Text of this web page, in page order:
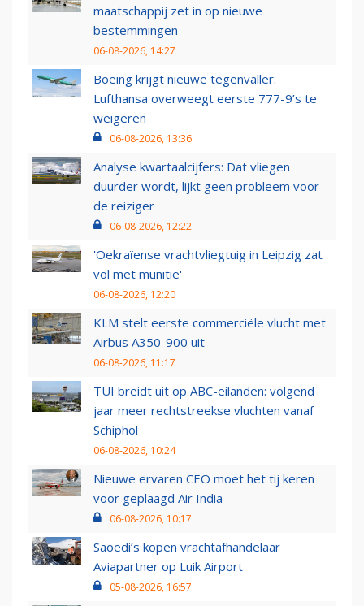
maatschappij zet in op nieuwe
bestemmingen
06-08-2026, 14:27
Boeing krijgt nieuwe tegenvaller:
Lufthansa overweegt eerste 777-9’s te
weigeren
06-08-2026, 13:36
Analyse kwartaalcijfers: Dat vliegen
duurder wordt, lijkt geen probleem voor
de reiziger
06-08-2026, 12:22
'Oekraïense vrachtvliegtuig in Leipzig zat
vol met munitie'
06-08-2026, 12:20
KLM stelt eerste commerciële vlucht met
Airbus A350-900 uit
06-08-2026, 11:17
TUI breidt uit op ABC-eilanden: volgend
jaar meer rechtstreekse vluchten vanaf
Schiphol
06-08-2026, 10:24
Nieuwe ervaren CEO moet het tij keren
voor geplaagd Air India
06-08-2026, 10:17
Saoedi’s kopen vrachtafhandelaar
Aviapartner op Luik Airport
05-08-2026, 16:57